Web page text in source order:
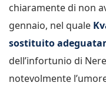
chiaramente di non
gennaio, nel quale
sostituito
dell’infortunio di
notevolmente